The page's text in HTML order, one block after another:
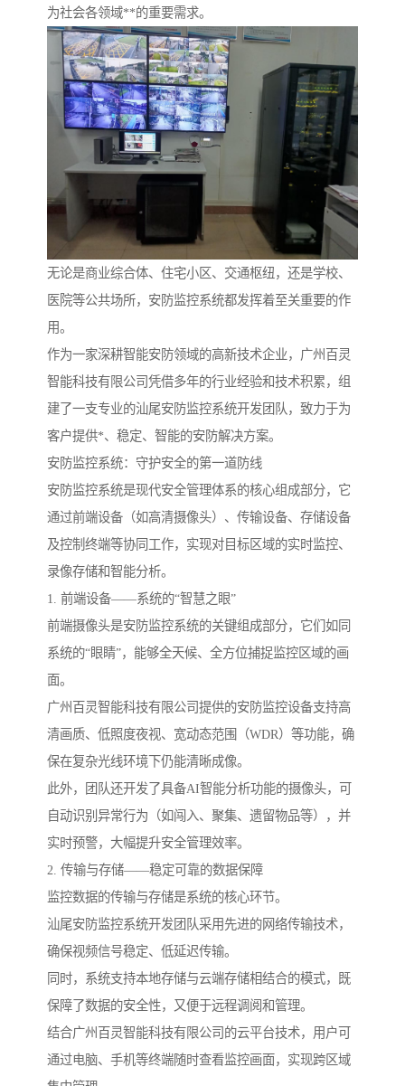
为社会各领域**的重要需求。
无论是商业综合体、住宅小区、交通枢纽，还是学校、
医院等公共场所，安防监控系统都发挥着至关重要的作
用。
作为一家深耕智能安防领域的高新技术企业，广州百灵
智能科技有限公司凭借多年的行业经验和技术积累，组
建了一支专业的汕尾安防监控系统开发团队，致力于为
客户提供*、稳定、智能的安防解决方案。
安防监控系统：守护安全的第一道防线
安防监控系统是现代安全管理体系的核心组成部分，它
通过前端设备（如高清摄像头）、传输设备、存储设备
及控制终端等协同工作，实现对目标区域的实时监控、
录像存储和智能分析。
1. 前端设备——系统的“智慧之眼”
前端摄像头是安防监控系统的关键组成部分，它们如同
系统的“眼睛”，能够全天候、全方位捕捉监控区域的画
面。
广州百灵智能科技有限公司提供的安防监控设备支持高
清画质、低照度夜视、宽动态范围（WDR）等功能，确
保在复杂光线环境下仍能清晰成像。
此外，团队还开发了具备AI智能分析功能的摄像头，可
自动识别异常行为（如闯入、聚集、遗留物品等），并
实时预警，大幅提升安全管理效率。
2. 传输与存储——稳定可靠的数据保障
监控数据的传输与存储是系统的核心环节。
汕尾安防监控系统开发团队采用先进的网络传输技术，
确保视频信号稳定、低延迟传输。
同时，系统支持本地存储与云端存储相结合的模式，既
保障了数据的安全性，又便于远程调阅和管理。
结合广州百灵智能科技有限公司的云平台技术，用户可
通过电脑、手机等终端随时查看监控画面，实现跨区域